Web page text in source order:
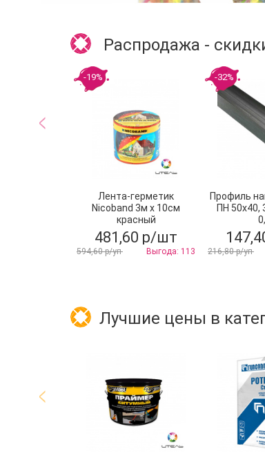
Распродажа -
-19%
Лента-герметик
Nicoband 3м х 10см
красный
481,60 р/шт
594,60 р/уп Выгода: 113
-32%
Профиль
ПН 50х40,
216,80 р/уп
Лучшие цены в